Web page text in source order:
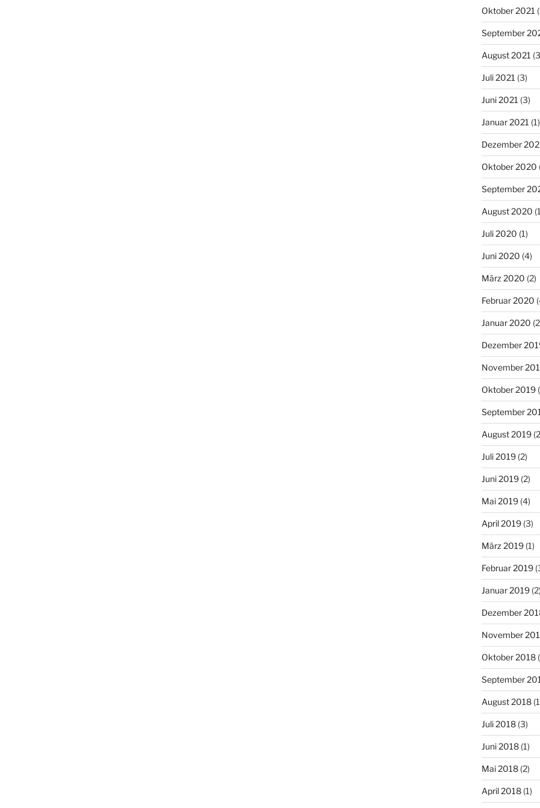
Oktober 2021
September
August 2021
Juli 2021 (3)
Juni 2021 (3)
Januar 2021 (1)
Dezember
Oktober 2020
September
August 2020
Juli 2020 (1)
Juni 2020 (4)
März 2020 (2)
Februar 2020
Januar 2020
Dezember
November
Oktober 2019
September
August 2019
Juli 2019(2)
Juni 2019(2)
Mai 2019(4)
April 2019(3)
März 2019(1)
Februar 2019
Januar 2019(2)
Dezember
November
Oktober 2018
September
August 2018
Juli 2018(3)
Juni 2018(1)
Mai 2018(2)
April 2018(1)